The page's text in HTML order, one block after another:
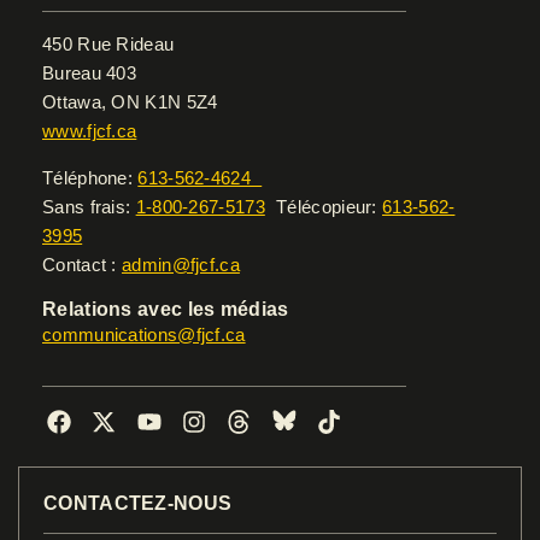
450 Rue Rideau
Bureau 403
Ottawa, ON K1N 5Z4
www.fjcf.ca
Téléphone:613-562-4624
Sans frais: 1-800-267-5173Télécopieur:613-562-
3995
Contact : admin@fjcf.ca
Relations avec les médias
communications@fjcf.ca
F
a
c
b
X
-
t
i
Y
u
u
I
n
s
a
T
h
r
B
u
T
i
k
CONTACTEZ-NOUS